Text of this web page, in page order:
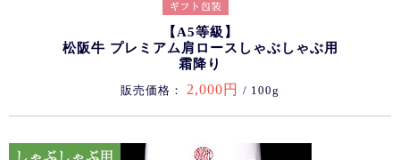
【A5等級】
松阪牛 プレミアム肩ロースしゃぶしゃぶ用
霜降り
販売価格： 2,000円 / 100g